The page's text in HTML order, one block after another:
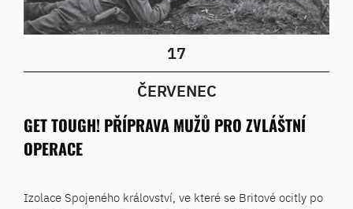
17
ČERVENEC
GET TOUGH! PŘÍPRAVA MUŽŮ PRO ZVLÁŠTNÍ
OPERACE
Izolace Spojeného království, ve které se Britové ocitly po